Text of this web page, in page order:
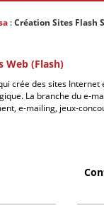
:Création Sites Flash
Web (Flash)
crée des sites
La branche du e-
e-mailing, jeux-